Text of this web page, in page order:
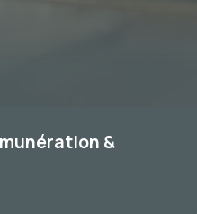
&